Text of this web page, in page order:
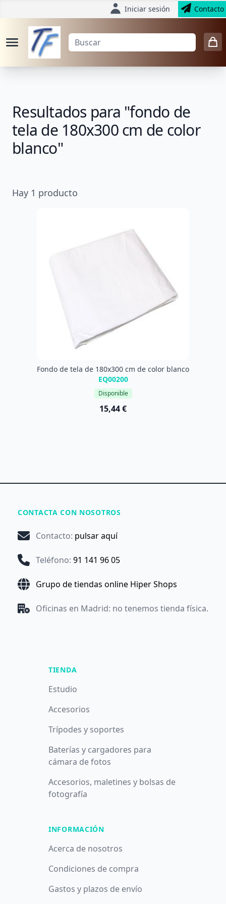
Iniciar sesión Contacto
Resultados para "fondo de
tela de 180x300 cm de color
blanco"
Hay 1 producto
Fondo de tela de 180x300 cm de color blanco
EQ00200
Disponible
15,44 €
CONTACTA CON NOSOTROS
Contacto: pulsar aquí
Teléfono: 91 141 96 05
Grupo de tiendas online Hiper Shops
Oficinas en Madrid: no tenemos tienda física.
TIENDA
Estudio
Accesorios
Trípodes y soportes
Baterías y cargadores para
cámara de fotos
Accesorios, maletines y bolsas de
fotografía
INFORMACIÓN
Acerca de nosotros
Condiciones de compra
Gastos y plazos de envío